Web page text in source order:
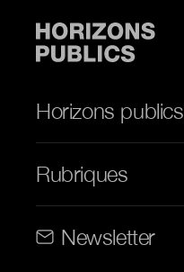
Horizons publics
Rubriques
Newsletter